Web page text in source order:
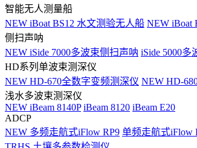
智能无人测量船
NEW iBoat BS12 水文测验无人船 NEW iBoat
侧扫声呐
NEW iSide 7000多波束侧扫声呐 iSide 5000多
HD系列单波束测深仪
NEW HD-670全数字变频测深仪 NEW HD-
浅水多波束测深仪
NEW iBeam 8140P iBeam 8120 iBeam E20
ADCP
NEW 多频走航式iFlow RP9 单频走航式iFlow